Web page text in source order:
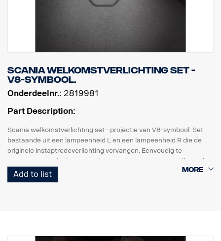
Scania welkomstverlichting set -
V8-symbool.
Onderdeelnr.: 2819981
Part Description:
Scania welkomstverlichting set - projectie van V8-symbool. Set
bestaande uit een lampeenheid L en een lampeenheid R die de
originele instaptredeverlichting vervangen. Eenvoudig te
monteren met slechts een schroevendraaier en met snelkoppeling
voor de originele kabelboom.
Add to list